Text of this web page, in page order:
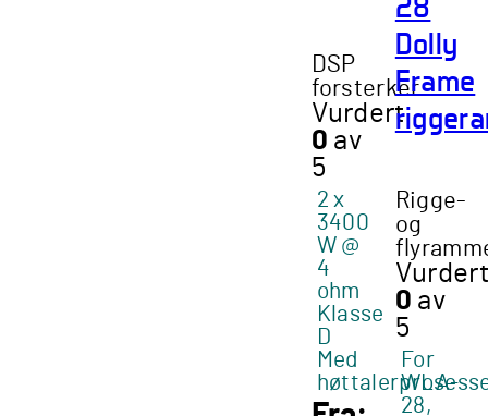
DSP
forsterker
Vurdert
0 av
5
2 x
3400
W @
4
ohm
Klasse
D
Med
Dolly
Frame
Rigge-
og
Vurdert
0 av
5
For
WLA-
28,